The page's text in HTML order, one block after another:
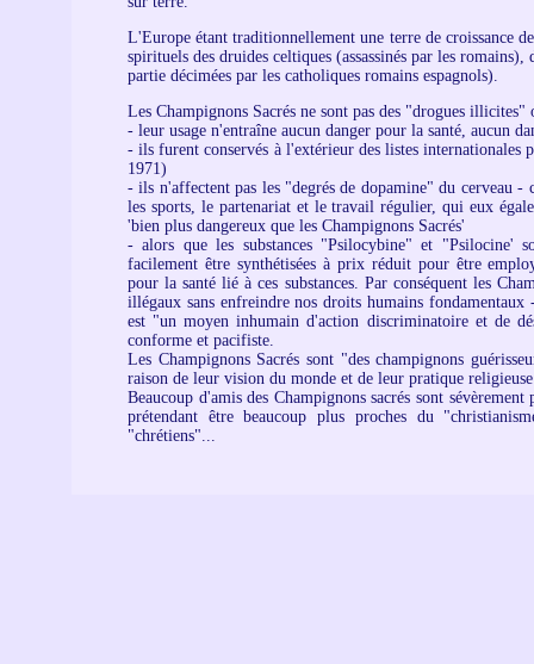
L'Europe étant traditionnellement une terre de croissance
spirituels des druides celtiques (assassinés par les
partie décimées par les catholiques romains espagnols).
Les Champignons Sacrés ne sont pas des "drogues
- leur usage n'entraîne aucun danger pour la santé, aucun
- ils furent conservés à l'extérieur des listes
1971)
- ils n'affectent pas les "degrés de dopamine" du cerveau
les sports, le partenariat et le travail régulier, qui eux
'bien plus dangereux que les Champignons Sacrés'
- alors que les substances "Psilocybine" et "Psilocine'
facilement être synthétisées à prix réduit pour être
pour la santé lié à ces substances. Par conséquent les
illégaux sans enfreindre nos droits humains
est "un moyen inhumain d'action discriminatoire et de
conforme et pacifiste.
Les Champignons Sacrés sont "des champignons
raison de leur vision du monde et de leur pratique
Beaucoup d'amis des Champignons sacrés sont
prétendant être beaucoup plus proches du
"chrétiens"...